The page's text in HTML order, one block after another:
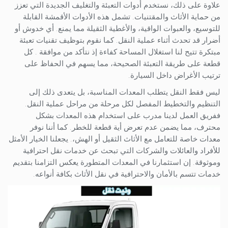
علاوة على ذلك، نستخدم أدوات التعبئة والتغليف الجديدة التي تعزز
من حماية الأثاث والمقتنيات. تشمل هذه الأدوات الأقمشة القابلة
للتوسيع، والعبوات الواقية، والأغطية الثقيلة مما يمنع. أي خدوش أو
أضرار قد تحدث أثناء عملية النقل. كما نقوم بتوظيف تقنيات تعبئة
مبتكرة تتيح لنا استغلال المساحة كفاءة إذ نتأكد من موافقة . كل
قطعة على طريقة التعبئة الصحيحة، مما يسهم في الحفاظ على
ترتيب الأغراض داخل السيارة.
ليس فقط النقل يتطلب المعدات المناسبة، بل يتعدى ذلك إلى
التنظيم والتخطيط المفصل لكل مرحلة من مراحل عملية النقل.
ففريق العمل لدينا مدرب على استخدام هذه المعدات بشكل
محترف، مما يضمن عدم تعرض أية قطعة للخطر. كما أننا نوفر
معدات خاصة للتعامل مع الأثاث الثقيل أو الهش،. يجعلنا الخيار الأمثل
للأفراد والعائلات والشركات التي تبحث عن خدمات نقل احترافية
وموثوقة. إن استثمارنا في المعدات المتطورة يعكس التزامنا بتقديم
خدمات تتسم بالأمان والاحترافية في نقل الأثاث بكافة أنواعه.